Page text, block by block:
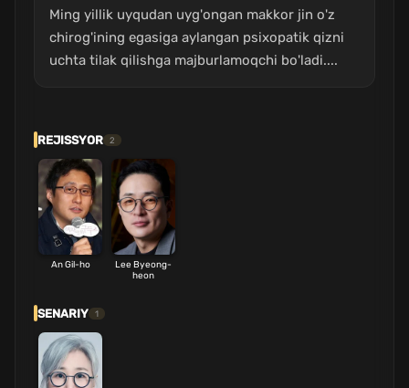
Ming yillik uyqudan uyg'ongan makkor jin o'z
chirog'ining egasiga aylangan psixopatik qizni
uchta tilak qilishga majburlamoqchi bo'ladi....
REJISSYOR 2
An Gil-ho
Lee Byeong-
heon
SENARIY 1